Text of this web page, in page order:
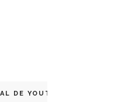
DE YOUTUBE